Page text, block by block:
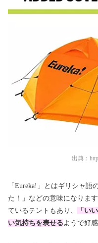
出典：
「Eureka!」とはギリシャ
た！」などの意味になりま
ているテントもあり、
「い
い気持ちを表せる ようで好